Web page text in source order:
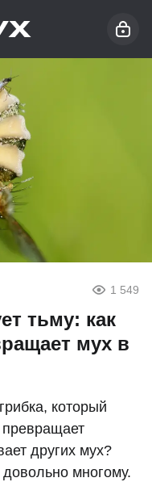
1 549
тьму: как
мух в
который
превращает
других мух?
многому.